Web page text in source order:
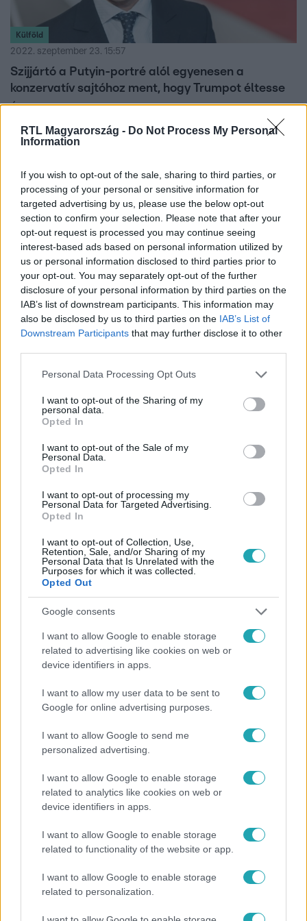
RTL Magyarország - Do Not Process My Personal
Information
If you wish to opt-out of the sale, sharing to third parties, or
processing of your personal or sensitive information for
targeted advertising by us, please use the below opt-out
section to confirm your selection. Please note that after your
opt-out request is processed you may continue seeing
interest-based ads based on personal information utilized by
us or personal information disclosed to third parties prior to
your opt-out. You may separately opt-out of the further
disclosure of your personal information by third parties on the
IAB’s list of downstream participants. This information may
also be disclosed by us to third parties on the IAB’s List of
Downstream Participants that may further disclose it to other
Please note that this website/app uses one or more Google
not limited to your visit or usage behaviour. You may click to
grant or deny consent to Google and its third-party tags to
use your data for below specified purposes in below Google
consent section.
Personal Data Processing Opt Outs
I want to opt-out of the Sharing of my
personal data.
Opted In
I want to opt-out of the Sale of my
Personal Data.
Opted In
I want to opt-out of processing my
Personal Data for Targeted Advertising.
Opted In
I want to opt-out of Collection, Use,
Retention, Sale, and/or Sharing of my
Personal Data that Is Unrelated with the
Purposes for which it was collected.
Opted Out
Google consents
I want to allow Google to enable storage
related to advertising like cookies on web or
device identifiers in apps.
I want to allow my user data to be sent to
Google for online advertising purposes.
I want to allow Google to send me
personalized advertising.
I want to allow Google to enable storage
related to analytics like cookies on web or
device identifiers in apps.
I want to allow Google to enable storage
related to functionality of the website or app.
I want to allow Google to enable storage
related to personalization.
Külföld
2022. szeptember 23. 15:57
Szijjártó a Putyin-portré alól egyenesen a
konzervatív sajtóhoz ment, hogy Trumpot éltesse
Érdekesen alakul a külügyminiszter New York-i
látogatása.
Külföld
2022. március 11. 5:41
Donald Trump többszöri kérésre sem volt hajlandó
kritizálni Putyint
neki erre. A volt elnök a háború elején „zseniálisnak”
nevezte az orosz elnököt.
Külföld
2022. január 25. 19:43
Joe Biden bocsánatot kért a Fox újságírójától, akit
lehülyézett
Bekapcsolva maradt a mikrofon, amikor az elnök
megjegyzést tett a Fox News tudósítójáról.
2018. augusztus 3. 12:20